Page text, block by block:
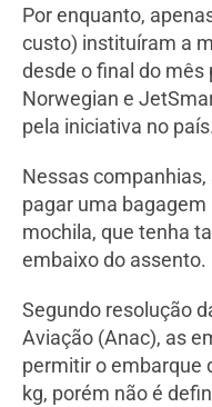
Por enquanto,
custo) instituíram a
desde o final do mês
Norwegian e
pela iniciativa no país.
Nessas
pagar uma bagagem
mochila, que tenha
embaixo do assento.
Segundo resolução
Aviação (Anac), as
permitir o embarque
kg, porém não é